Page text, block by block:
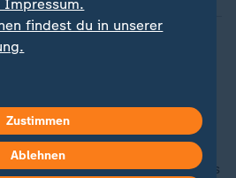
für die Grünen: 100
fließen in den
bis 2045 bleibt hingegen
wird nur verankert, dass
findest du in unserer
Zustimmen
Ablehnen